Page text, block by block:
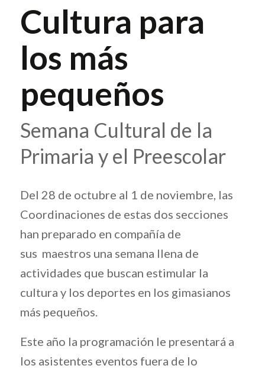
Cultura para
los más
pequeños
Semana Cultural de la
Primaria y el Preescolar
Del 28 de octubre al 1 de noviembre, las
Coordinaciones de estas dos secciones
han preparado en compañía de
sus maestros una semana llena de
actividades que buscan estimular la
cultura y los deportes en los gimasianos
más pequeños.
Este año la programación le presentará a
los asistentes eventos fuera de lo